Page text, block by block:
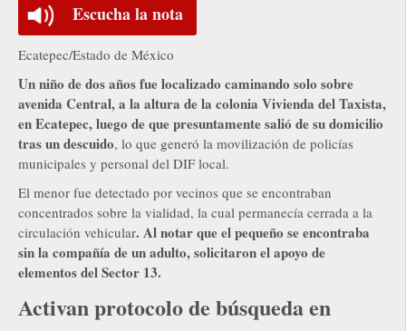
Escucha la nota
Ecatepec/Estado de México
Un niño de dos años fue localizado caminando solo sobre
avenida Central, a la altura de la colonia Vivienda del Taxista,
en Ecatepec, luego de que presuntamente salió de su domicilio
tras un descuido, lo que generó la movilización de policías
municipales y personal del DIF local.
El menor fue detectado por vecinos que se encontraban
concentrados sobre la vialidad, la cual permanecía cerrada a la
circulación vehicular. Al notar que el pequeño se encontraba
sin la compañía de un adulto, solicitaron el apoyo de
elementos del Sector 13.
Activan protocolo de búsqueda en